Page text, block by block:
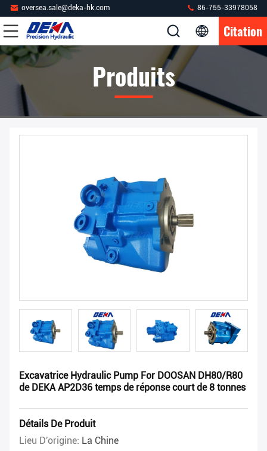
oversea.sale@deka-hk.com 86-755-33978058
Citation
Produits
Excavatrice Hydraulic Pump For DOOSAN DH80/R80
de DEKA AP2D36 temps de réponse court de 8 tonnes
Détails De Produit
Lieu D'origine: La Chine